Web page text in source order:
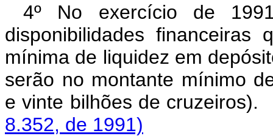
4º No exercício de
disponibilidades
mínima de liquidez em
serão no montante mínimo
e vinte bilhões de
8.352, de 1991)